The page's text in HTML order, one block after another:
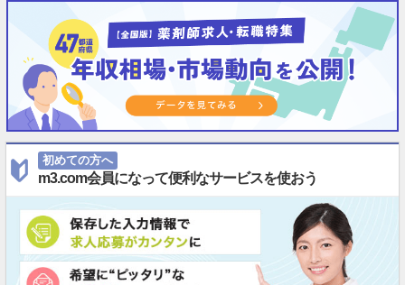
初めての方へ
m3.com会員になって便利なサービスを使おう